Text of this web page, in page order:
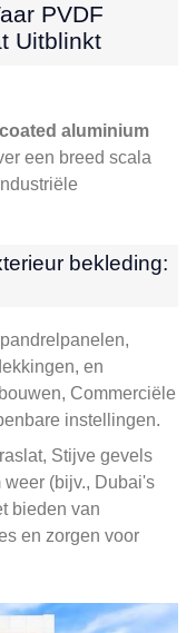
PVDF
Uitblinkt
aluminium
een breed scala
bekleding:
en
Commerciële
instellingen.
Stijve gevels
(bijv., Dubai's
bieden van
en zorgen voor